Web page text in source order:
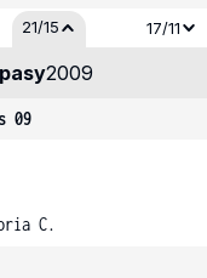
21/15 17/11
2009
09
C.